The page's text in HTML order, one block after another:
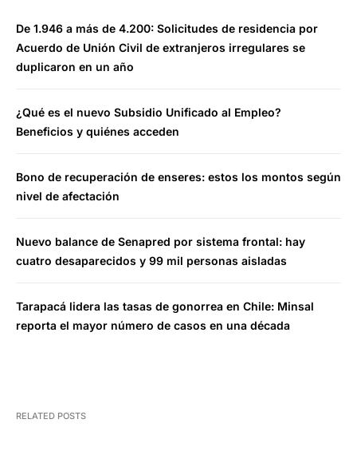
De 1.946 a más de 4.200: Solicitudes de residencia por
Acuerdo de Unión Civil de extranjeros irregulares se
duplicaron en un año
¿Qué es el nuevo Subsidio Unificado al Empleo?
Beneficios y quiénes acceden
Bono de recuperación de enseres: estos los montos según
nivel de afectación
Nuevo balance de Senapred por sistema frontal: hay
cuatro desaparecidos y 99 mil personas aisladas
Tarapacá lidera las tasas de gonorrea en Chile: Minsal
reporta el mayor número de casos en una década
RELATED POSTS